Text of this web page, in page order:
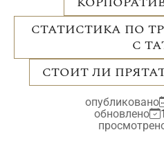
СТАТИСТИКА ПО
С
СТОИТ ЛИ
опубликовано
обновлено